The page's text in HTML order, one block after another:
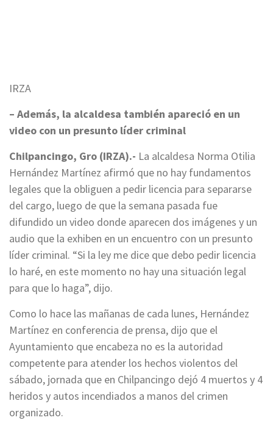
IRZA
– Además, la alcaldesa también apareció en un
video con un presunto líder criminal
Chilpancingo, Gro (IRZA).- La alcaldesa Norma Otilia
Hernández Martínez afirmó que no hay fundamentos
legales que la obliguen a pedir licencia para separarse
del cargo, luego de que la semana pasada fue
difundido un video donde aparecen dos imágenes y un
audio que la exhiben en un encuentro con un presunto
líder criminal. “Si la ley me dice que debo pedir licencia
lo haré, en este momento no hay una situación legal
para que lo haga”, dijo.
Como lo hace las mañanas de cada lunes, Hernández
Martínez en conferencia de prensa, dijo que el
Ayuntamiento que encabeza no es la autoridad
competente para atender los hechos violentos del
sábado, jornada que en Chilpancingo dejó 4 muertos y 4
heridos y autos incendiados a manos del crimen
organizado.